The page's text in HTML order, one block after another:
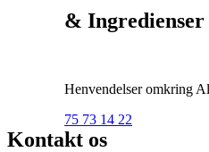
& Ingredienser
Henvendelser omkring
75 73 14 22
Kontakt os